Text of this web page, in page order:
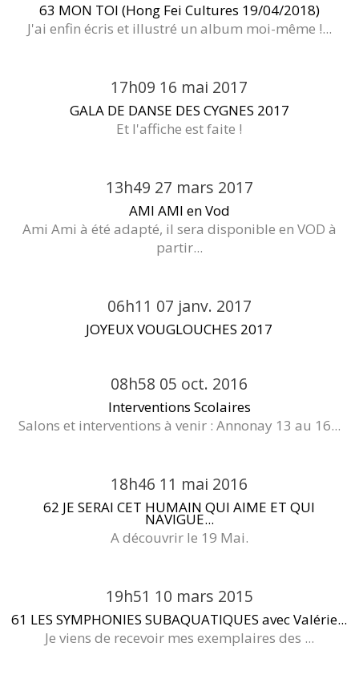
63 MON TOI (Hong Fei Cultures 19/04/2018)
J'ai enfin écris et illustré un album moi-même !...
17h09 16 mai 2017
GALA DE DANSE DES CYGNES 2017
Et l'affiche est faite !
13h49 27 mars 2017
AMI AMI en Vod
Ami Ami à été adapté, il sera disponible en VOD à
partir...
06h11 07 janv. 2017
JOYEUX VOUGLOUCHES 2017
08h58 05 oct. 2016
Interventions Scolaires
Salons et interventions à venir : Annonay 13 au 16...
18h46 11 mai 2016
62 JE SERAI CET HUMAIN QUI AIME ET QUI
NAVIGUE...
A découvrir le 19 Mai.
19h51 10 mars 2015
61 LES SYMPHONIES SUBAQUATIQUES avec Valérie...
Je viens de recevoir mes exemplaires des ...